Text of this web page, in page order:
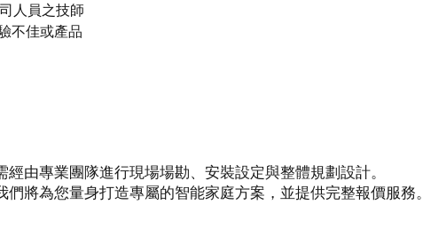
人員之技師
不佳或產品
由專業團隊進行現場場勘、安裝設定與整體規劃設計。
們將為您量身打造專屬的智能家庭方案，並提供完整報價服務。